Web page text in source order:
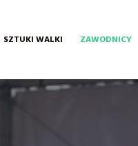
SZTUKI WALKI ZAWODNICY